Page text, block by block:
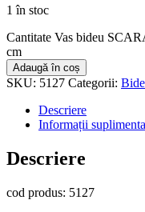
1 în stoc
Cantitate Vas bideu
cm
Adaugă în coș
SKU: 5127 Categorii:
Descriere
Informații
Descriere
cod produs: 5127